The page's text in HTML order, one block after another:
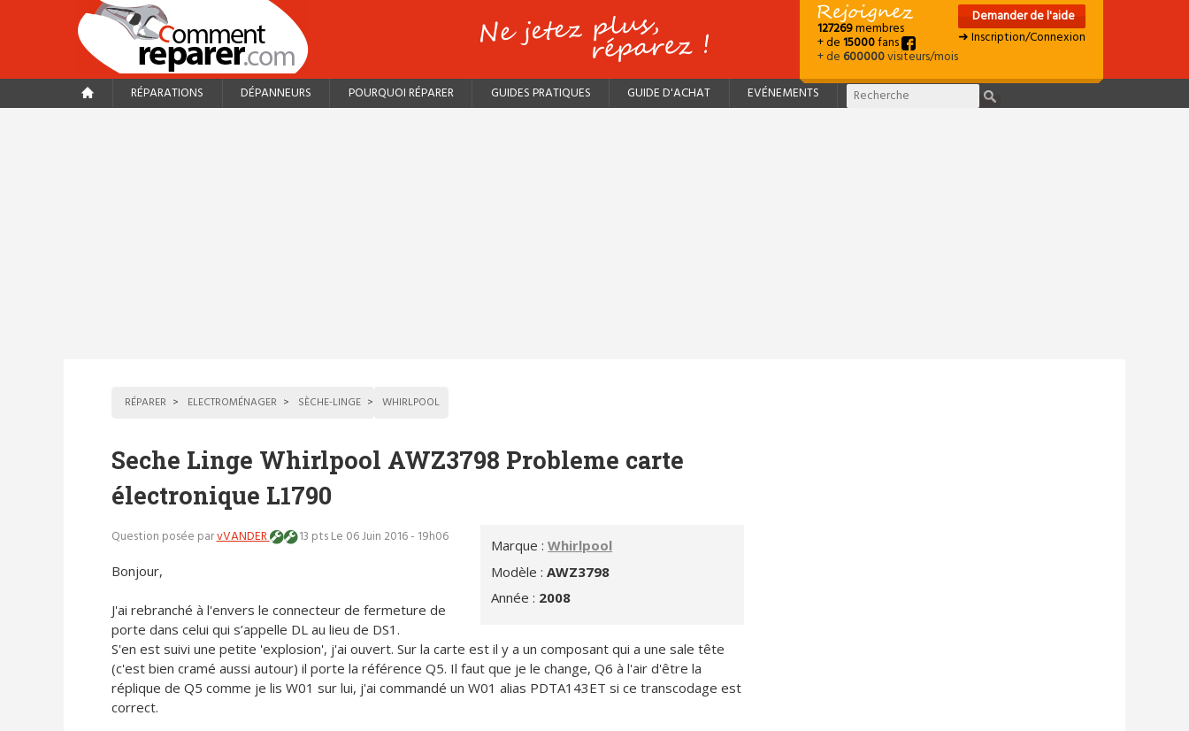
127269membres
+ de15000fans
+ de600000visiteurs/mois
Demander de l'aide
➜ Inscription/Connexion
RÉPARATIONS DÉPANNEURS POURQUOI RÉPARER GUIDES PRATIQUES GUIDE D'ACHAT EVÉNEMENTS
RÉPARER ELECTROMÉNAGER SÈCHE-LINGE WHIRLPOOL
Seche Linge Whirlpool AWZ3798 Probleme carte
électronique L1790
Marque :Whirlpool
Modèle :AWZ3798
Année : 2008
Question posée parvVANDER 13 ptsLe 06 Juin 2016 - 19h06
Bonjour,
J'ai rebranché à l'envers le connecteur de fermeture de
porte dans celui qui s’appelle DL au lieu de DS1.
S'en est suivi une petite 'explosion', j'ai ouvert. Sur la carte est il y a un composant qui a une sale tête
(c'est bien cramé aussi autour) il porte la référence Q5. Il faut que je le change, Q6 à l'air d'être la
réplique de Q5 comme je lis W01 sur lui, j'ai commandé un W01 alias PDTA143ET si ce transcodage est
correct.